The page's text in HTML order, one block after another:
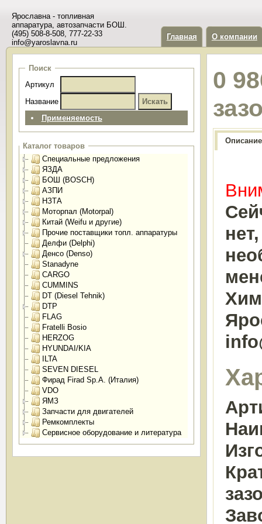
Ярославна - топливная
аппаратура, автозапчасти БОШ.
(495) 508-8-508, 777-22-33
info@yaroslavna.ru
Главная О компании
Поиск
Артикул
Название
Применяемость
Каталог товаров
Специальные предложения
ЯЗДА
БОШ (BOSCH)
АЗПИ
НЗТА
Моторпал (Motorpal)
Китай (Weifu и другие)
Прочие поставщики топл. аппаратуры
Делфи (Delphi)
Денсо (Denso)
Stanadyne
CARGO
CUMMINS
DT (Diesel Tehnik)
DTP
FLAG
Fratelli Bosio
HERZOG
HYUNDAI/KIA
ILTA
SEVEN DIESEL
Фирад Firad Sp.A. (Италия)
VDO
ЯМЗ
Запчасти для двигателей
Ремкомплекты
Сервисное оборудование и литература
0
Описание